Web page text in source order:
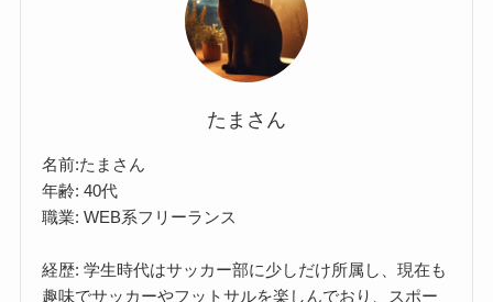
たまさん
名前:たまさん
年齢: 40代
職業: WEB系フリーランス
経歴: 学生時代はサッカー部に少しだけ所属し、現在も
趣味でサッカーやフットサルを楽しんでおり、スポー